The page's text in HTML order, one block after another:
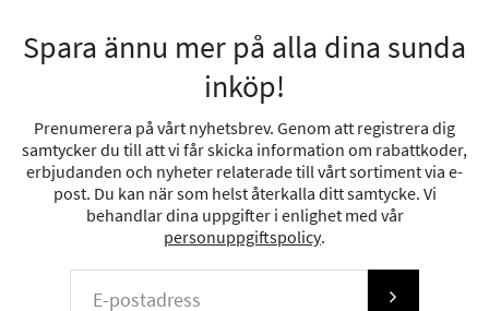
Spara ännu mer på alla dina sunda
inköp!
Prenumerera på vårt nyhetsbrev. Genom att registrera dig
samtycker du till att vi får skicka information om rabattkoder,
erbjudanden och nyheter relaterade till vårt sortiment via e-
post. Du kan när som helst återkalla ditt samtycke. Vi
behandlar dina uppgifter i enlighet med vår
personuppgiftspolicy.